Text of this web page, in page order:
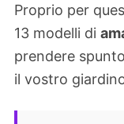
Proprio per
13 modelli di
prendere
il vostro